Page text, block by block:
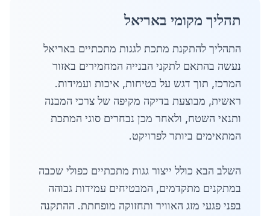
תהליך מקומי באריאל
התהליך להתקנת מתכת לגגות מתכתיים באריאל
נעשה בהתאם לתקני הבנייה המחמירים באזור
המרכז, תוך דגש על בטיחות, איכות ועמידות.
ראשית, מבוצעת בדיקה מקיפה של צרכי המבנה
ותנאי השטח, ולאחר מכן נבחרים סוגי המתכת
המתאימים ביותר לפרויקט.
השלב הבא כולל ייצור גגות מתכתיים כפולי שכבה
במתקנים מתקדמים, המבטיחים עמידות גבוהה
בפני פגעי מזג האוויר ותחזוקה מופחתת. ההתקנה